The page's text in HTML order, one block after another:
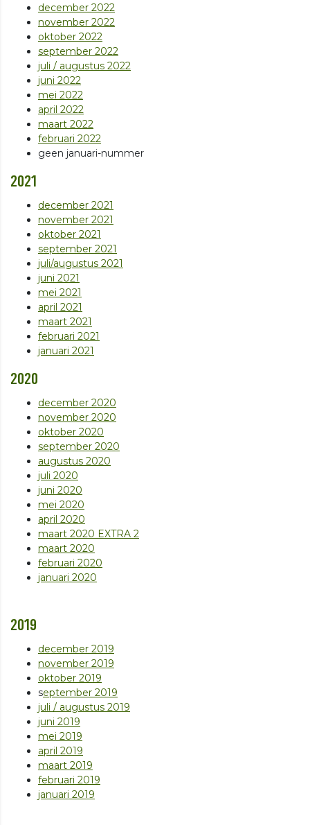
december 2022
november 2022
oktober 2022
september 2022
juli / augustus 2022
juni 2022
mei 2022
april 2022
maart 2022
februari 2022
geen januari-nummer
2021
december 2021
november 2021
oktober 2021
september 2021
juli/augustus 2021
juni 2021
mei 2021
april 2021
maart 2021
februari 2021
januari 2021
2020
december 2020
november 2020
oktober 2020
september 2020
augustus 2020
juli 2020
juni 2020
mei 2020
april 2020
maart 2020 EXTRA 2
maart 2020
februari 2020
januari 2020
2019
december 2019
november 2019
oktober 2019
september 2019
juli / augustus 2019
juni 2019
mei 2019
april 2019
maart 2019
februari 2019
januari 2019